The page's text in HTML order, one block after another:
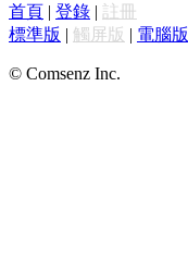
首頁 | 登錄 | 註冊
標準版 | 觸屏版 | 電腦版
© Comsenz Inc.